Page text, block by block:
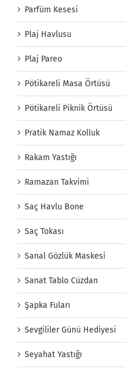
Parfüm Kesesi
Plaj Havlusu
Plaj Pareo
Pötikareli Masa Örtüsü
Pötikareli Piknik Örtüsü
Pratik Namaz Kolluk
Rakam Yastığı
Ramazan Takvimi
Saç Havlu Bone
Saç Tokası
Sanal Gözlük Maskesi
Sanat Tablo Cüzdan
Şapka Fuları
Sevgililer Günü Hediyesi
Seyahat Yastığı